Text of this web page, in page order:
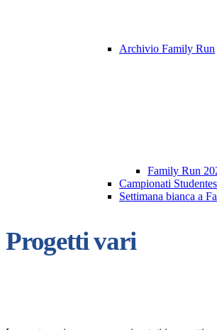
Archivio Family Run
Family Run
Campionati
Settimana bianca a
Progetti vari